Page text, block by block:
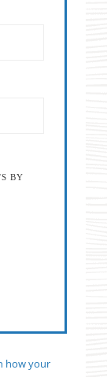
BY
how your